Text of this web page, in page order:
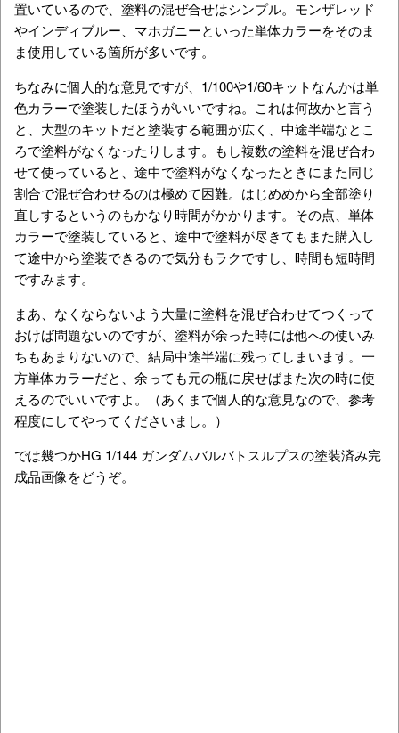
置いているので、塗料の混ぜ合せはシンプル。モンザレッド
やインディブルー、マホガニーといった単体カラーをそのま
ま使用している箇所が多いです。
ちなみに個人的な意見ですが、1/100や1/60キットなんかは単
色カラーで塗装したほうがいいですね。これは何故かと言う
と、大型のキットだと塗装する範囲が広く、中途半端なとこ
ろで塗料がなくなったりします。もし複数の塗料を混ぜ合わ
せて使っていると、途中で塗料がなくなったときにまた同じ
割合で混ぜ合わせるのは極めて困難。はじめめから全部塗り
直しするというのもかなり時間がかかります。その点、単体
カラーで塗装していると、途中で塗料が尽きてもまた購入し
て途中から塗装できるので気分もラクですし、時間も短時間
ですみます。
まあ、なくならないよう大量に塗料を混ぜ合わせてつくって
おけば問題ないのですが、塗料が余った時には他への使いみ
ちもあまりないので、結局中途半端に残ってしまいます。一
方単体カラーだと、余っても元の瓶に戻せばまた次の時に使
えるのでいいですよ。（あくまで個人的な意見なので、参考
程度にしてやってくださいまし。）
では幾つかHG 1/144 ガンダムバルバトスルプスの塗装済み完
成品画像をどうぞ。